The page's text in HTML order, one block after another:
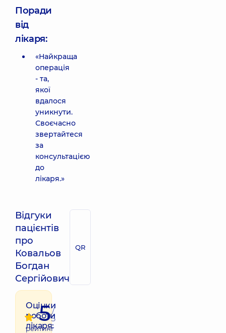
Поради
від
лікаря:
«Найкраща
операція
- та,
якої
вдалося
уникнути.
Своєчасно
звертайтеся
за
консультацією
до
лікаря.»
Відгуки
пацієнтів
про
Ковальов
Богдан
Сергійович
QR
Оцінки
роботи
лікаря:
5/
5
рейтинг